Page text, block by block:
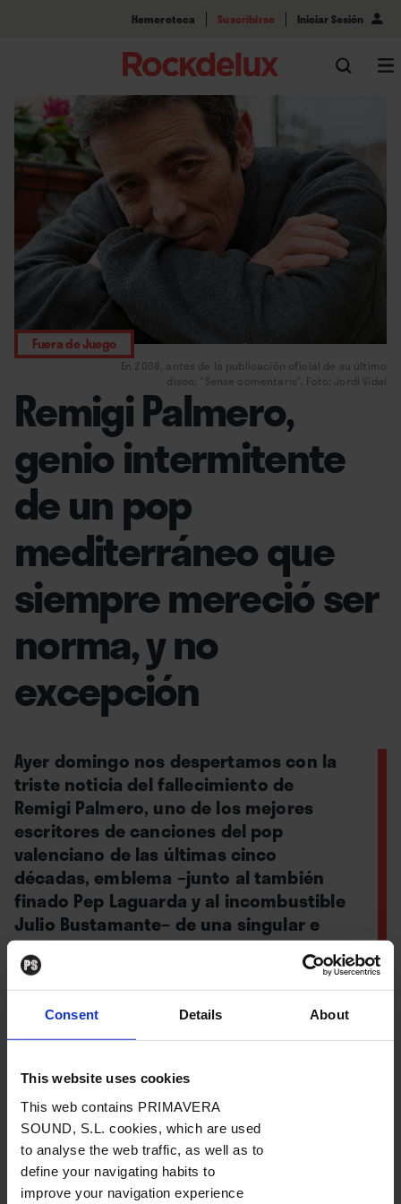
Consent Details About
This website uses cookies
This web contains PRIMAVERA
SOUND, S.L. cookies, which are used
to analyse the web traffic, as well as to
define your navigating habits to
improve your navigation experience
Hemeroteca Suscribirse Iniciar Sesión
En 2008, antes de la publicación oficial de su último
disco: “Sense comentaris”. Foto: Jordi Vidal
Fuera de Juego
Remigi Palmero,
genio intermitente
de un pop
mediterráneo que
siempre mereció ser
norma, y no
excepción
Ayer domingo nos despertamos con la
triste noticia del fallecimiento de
Remigi Palmero, uno de los mejores
escritores de canciones del pop
valenciano de las últimas cinco
décadas, emblema –junto al también
finado Pep Laguarda y al incombustible
Julio Bustamante– de una singular e
influyente alquimia musical que
siempre mereció mayor eco.
Por Carlos Pérez de Ziriza
26. 01. 2026
Trascendía ayer domingo por la mañana la noticia: